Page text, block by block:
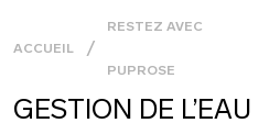
ACCUEIL
RESTEZ AVEC
PUPROSE
GESTION DE L’EAU